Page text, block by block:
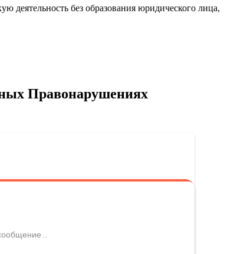
деятельность без образования юридического лица,
Правонарушениях